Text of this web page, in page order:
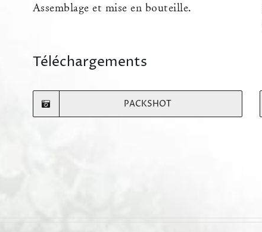
Assemblage et mise en bouteille.
Téléchargements
PACKSHOT